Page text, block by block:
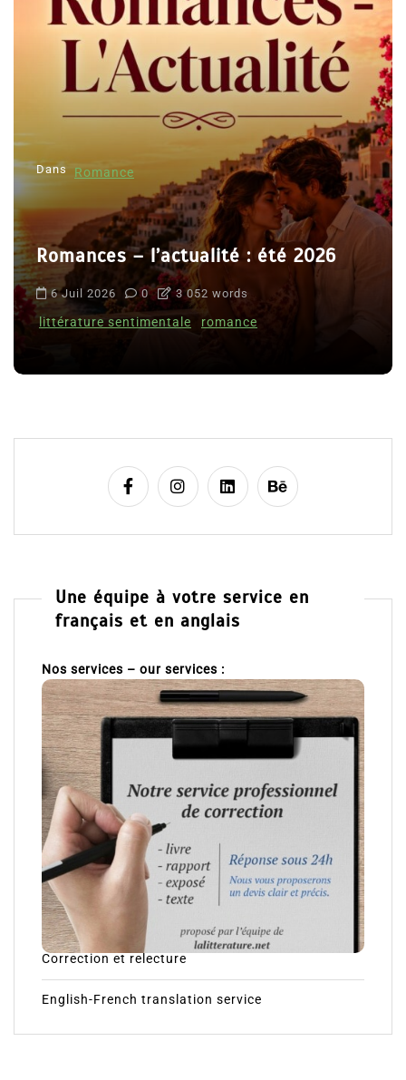
Dans Romance
Romances – l’actualité : été 2026
6 Juil 2026 0 3 052 words
littérature sentimentale romance
Une équipe à votre service en
français et en anglais
Nos services – our services :
Correction et relecture
English-French translation service